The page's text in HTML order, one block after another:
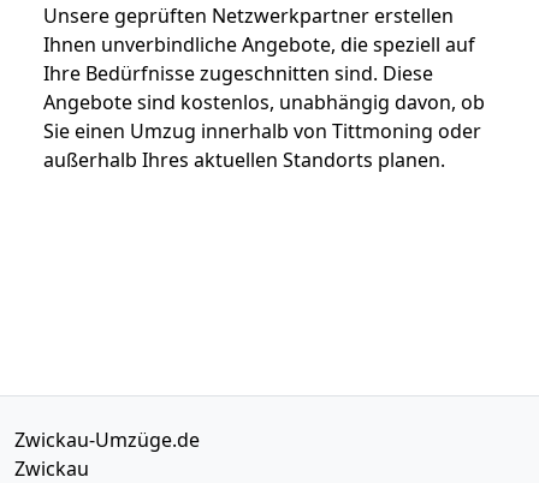
Unsere geprüften Netzwerkpartner erstellen
Ihnen unverbindliche Angebote, die speziell auf
Ihre Bedürfnisse zugeschnitten sind. Diese
Angebote sind kostenlos, unabhängig davon, ob
Sie einen Umzug innerhalb von Tittmoning oder
außerhalb Ihres aktuellen Standorts planen.
Zwickau-Umzüge.de
Zwickau